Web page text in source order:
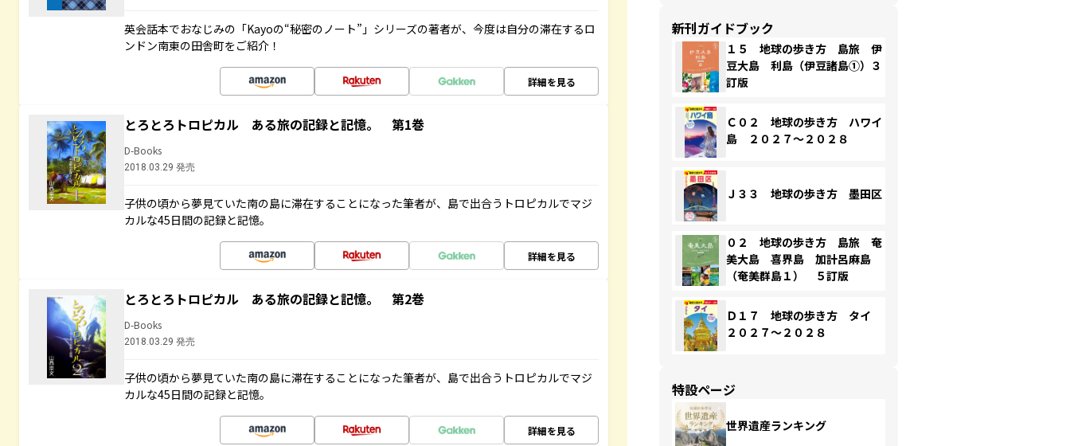
英会話本でおなじみの「Kayoの“秘密のノート”」シリーズの著者が、今度は自分の滞在するロ
ンドン南東の田舎町をご紹介！
詳細を見る
とろとろトロピカル ある旅の記録と記憶。 第1巻
D-Books
2018.03.29 発売
子供の頃から夢見ていた南の島に滞在することになった筆者が、島で出合うトロピカルでマジ
カルな45日間の記録と記憶。
詳細を見る
とろとろトロピカル ある旅の記録と記憶。 第2巻
D-Books
2018.03.29 発売
子供の頃から夢見ていた南の島に滞在することになった筆者が、島で出合うトロピカルでマジ
カルな45日間の記録と記憶。
詳細を見る
新刊ガイドブック
１５ 地球の歩き方 島旅 伊
豆大島 利島（伊豆諸島①）３
訂版
Ｃ０２ 地球の歩き方 ハワイ
島 ２０２７～２０２８
Ｊ３３ 地球の歩き方 墨田区
０２ 地球の歩き方 島旅 奄
美大島 喜界島 加計呂麻島
（奄美群島１） ５訂版
Ｄ１７ 地球の歩き方 タイ
２０２７～２０２８
特設ページ
世界遺産ランキング